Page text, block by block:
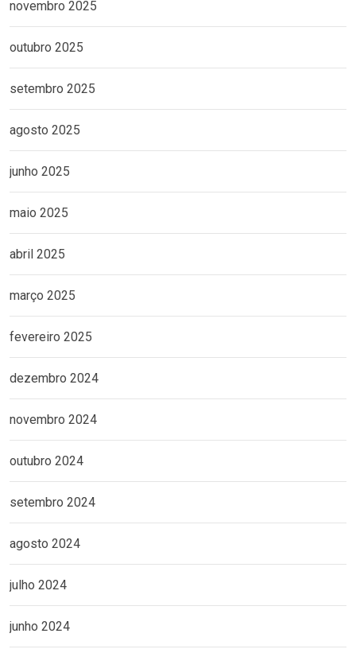
novembro 2025
outubro 2025
setembro 2025
agosto 2025
junho 2025
maio 2025
abril 2025
março 2025
fevereiro 2025
dezembro 2024
novembro 2024
outubro 2024
setembro 2024
agosto 2024
julho 2024
junho 2024